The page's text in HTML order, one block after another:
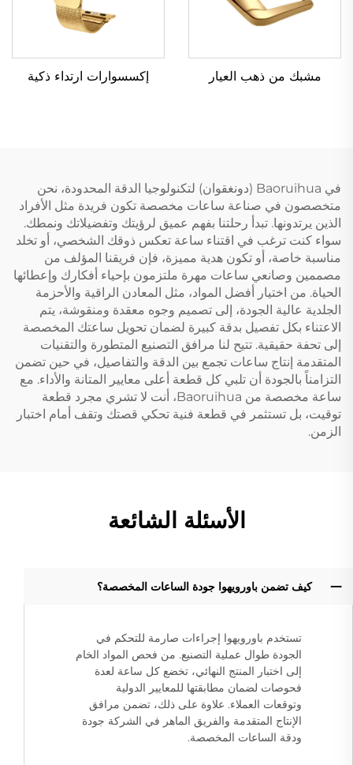
مشبك من ذهب العيار إكسسوارات ارتداء ذكية
في Baoruihua (دونغقوان) لتكنولوجيا الدقة المحدودة، نحن
متخصصون في صناعة ساعات مخصصة تكون فريدة مثل الأفراد
الذين يرتدونها. تبدأ رحلتنا بفهم عميق لرؤيتك وتفضيلاتك ونمطك.
سواء كنت ترغب في اقتناء ساعة تعكس ذوقك الشخصي، أو تخلد
مناسبة خاصة، أو تكون هدية مميزة، فإن فريقنا المؤلف من
مصممين وصانعي ساعات مهرة ملتزمون بإحياء أفكارك وإعطائها
الحياة. من اختيار أفضل المواد، مثل المعادن الراقية والأحزمة
الجلدية عالية الجودة، إلى تصميم وجوه معقدة ومنقوشة، يتم
الاعتناء بكل تفصيل بدقة كبيرة لضمان تحويل ساعتك المخصصة
إلى تحفة حقيقية. تتيح لنا مرافق التصنيع المتطورة والتقنيات
المتقدمة إنتاج ساعات تجمع بين الدقة والتفاصيل، في حين تضمن
التزامناً بالجودة أن تلبي كل قطعة أعلى معايير المتانة والأداء. مع
ساعة مخصصة من Baoruihua، أنت لا تشري مجرد قطعة
توقيت، بل تستثمر في قطعة فنية تحكي قصتك وتقف أمام اختبار
الزمن.
الأسئلة الشائعة
كيف تضمن باورويهوا جودة الساعات المخصصة؟
تستخدم باورويهوا إجراءات صارمة للتحكم في
الجودة طوال عملية التصنيع. من فحص المواد الخام
إلى اختبار المنتج النهائي، تخضع كل ساعة لعدة
فحوصات لضمان مطابقتها للمعايير الدولية
وتوقعات العملاء. علاوة على ذلك، تضمن مرافق
الإنتاج المتقدمة والفريق الماهر في الشركة جودة
ودقة الساعات المخصصة.